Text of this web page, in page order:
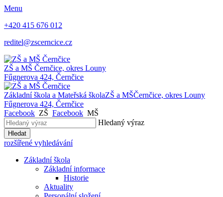
Menu
+420 415 676 012
reditel@zscerncice.cz
ZŠ a MŠ Černčice, okres Louny
Fűgnerova 424, Černčice
Základní škola a Mateřská školaZŠ a MŠČernčice, okres Louny
Fűgnerova 424, Černčice
Facebook ZŠ Facebook MŠ
Hledaný výraz
Hledat
rozšířené vyhledávání
Základní škola
Základní informace
Historie
Aktuality